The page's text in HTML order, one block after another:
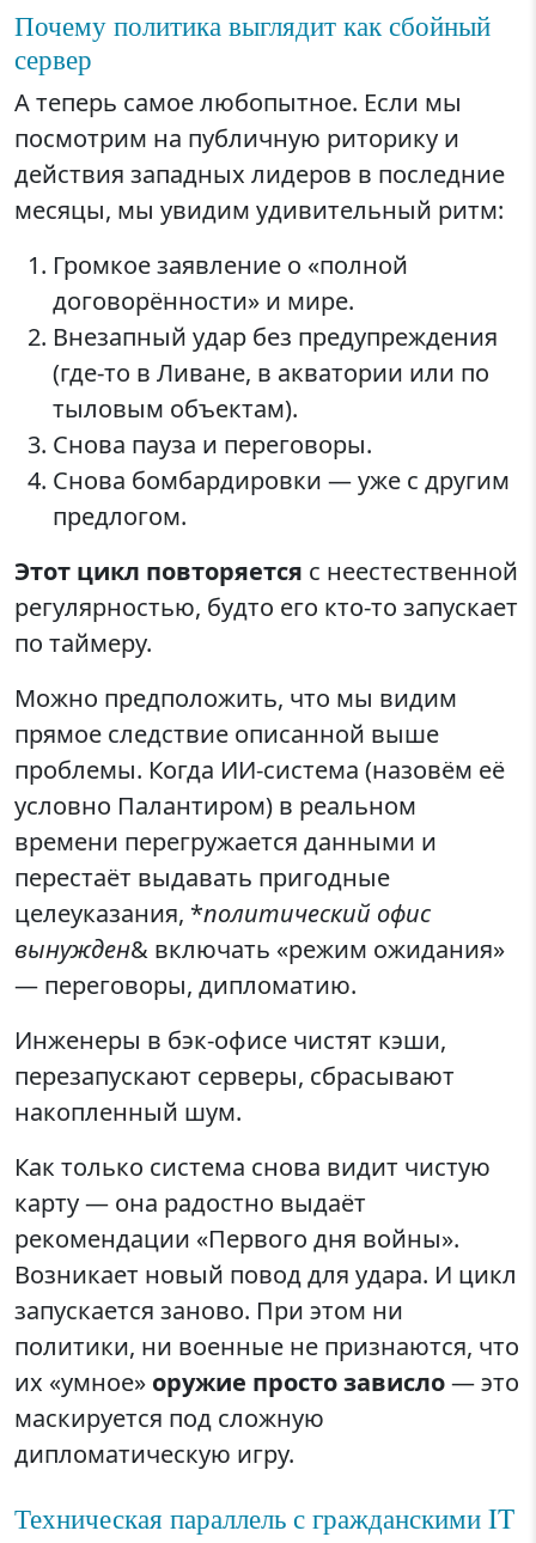
Почему политика выглядит как сбойный
сервер
А теперь самое любопытное. Если мы
посмотрим на публичную риторику и
действия западных лидеров в последние
месяцы, мы увидим удивительный ритм:
Громкое заявление о «полной
договорённости» и мире.
Внезапный удар без предупреждения
(где-то в Ливане, в акватории или по
тыловым объектам).
Снова пауза и переговоры.
Снова бомбардировки — уже с другим
предлогом.
Этот цикл повторяется с неестественной
регулярностью, будто его кто-то запускает
по таймеру.
Можно предположить, что мы видим
прямое следствие описанной выше
проблемы. Когда ИИ-система (назовём её
условно Палантиром) в реальном
времени перегружается данными и
перестаёт выдавать пригодные
целеуказания, *политический офис
вынужден& включать «режим ожидания»
— переговоры, дипломатию.
Инженеры в бэк-офисе чистят кэши,
перезапускают серверы, сбрасывают
накопленный шум.
Как только система снова видит чистую
карту — она радостно выдаёт
рекомендации «Первого дня войны».
Возникает новый повод для удара. И цикл
запускается заново. При этом ни
политики, ни военные не признаются, что
их «умное» оружие просто зависло— это
маскируется под сложную
дипломатическую игру.
Техническая параллель с гражданскими IT